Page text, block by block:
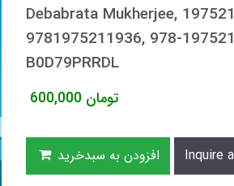
Debabrata Mukherjee,
9781975211936, 978-
B0D79PRRDL
600,000 تومان
افزودن به سبدخرید Inquire